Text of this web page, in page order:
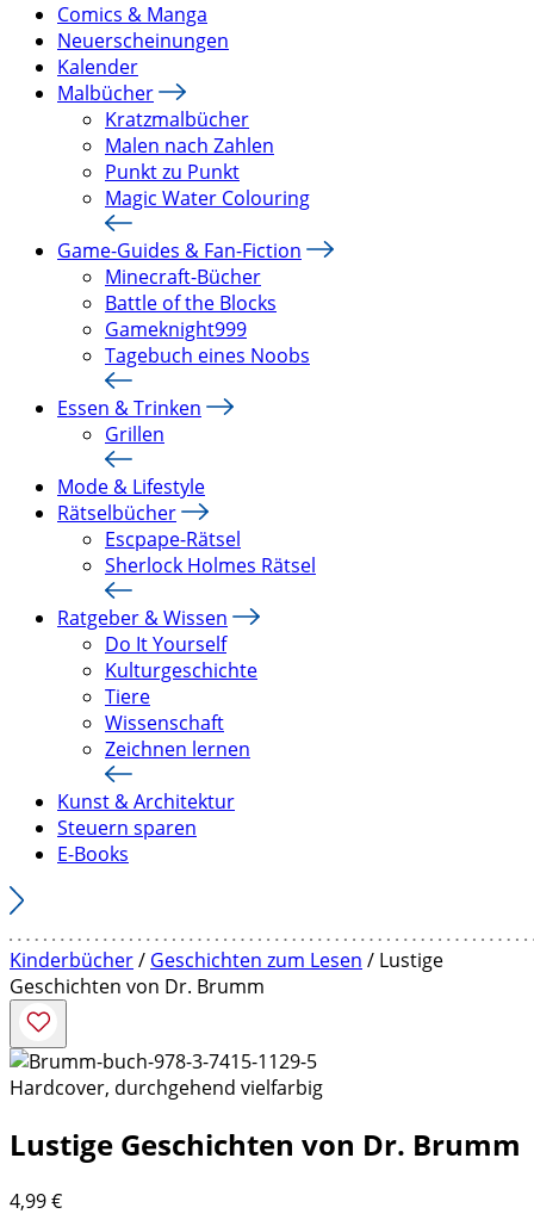
Comics & Manga
Neuerscheinungen
Kalender
Malbücher
Kratzmalbücher
Malen nach Zahlen
Punkt zu Punkt
Magic Water Colouring
Game-Guides & Fan-Fiction
Minecraft-Bücher
Battle of the Blocks
Gameknight999
Tagebuch eines Noobs
Essen & Trinken
Grillen
Mode & Lifestyle
Rätselbücher
Escpape-Rätsel
Sherlock Holmes Rätsel
Ratgeber & Wissen
Do It Yourself
Kulturgeschichte
Tiere
Wissenschaft
Zeichnen lernen
Kunst & Architektur
Steuern sparen
E-Books
Kinderbücher/ Geschichten zum Lesen / Lustige
Geschichten von Dr. Brumm
Hardcover, durchgehend vielfarbig
Lustige Geschichten von Dr. Brumm
4,99€